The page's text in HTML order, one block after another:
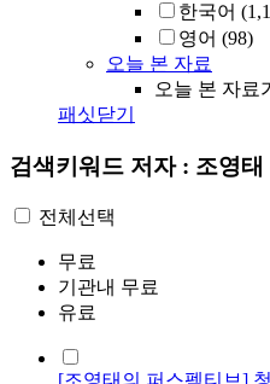
한국어
영어 (98)
오늘 본 자료
오늘 본 자료
패싯닫기
검색키워드 저자 : 조영태
전체선택
무료
기관내 무료
유료